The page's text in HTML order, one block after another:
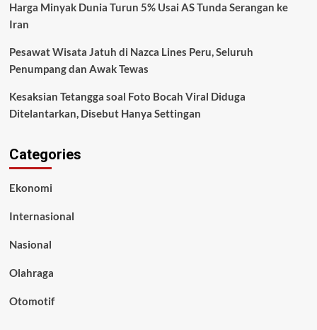
Harga Minyak Dunia Turun 5% Usai AS Tunda Serangan ke
Iran
Pesawat Wisata Jatuh di Nazca Lines Peru, Seluruh
Penumpang dan Awak Tewas
Kesaksian Tetangga soal Foto Bocah Viral Diduga
Ditelantarkan, Disebut Hanya Settingan
Categories
Ekonomi
Internasional
Nasional
Olahraga
Otomotif